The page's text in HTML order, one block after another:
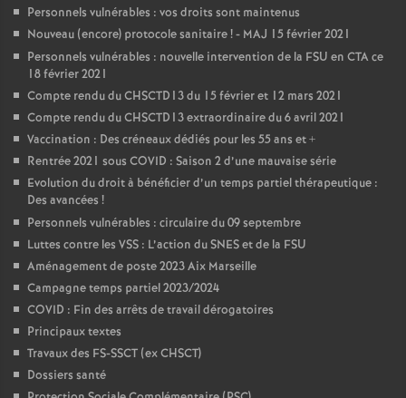
Personnels vulnérables : vos droits sont maintenus
Nouveau (encore) protocole sanitaire! - MAJ 15 février 2021
Personnels vulnérables : nouvelle intervention de la FSU en CTA ce
18 février 2021
Compte rendu du CHSCTD13 du 15 février et 12 mars 2021
Compte rendu du CHSCTD13 extraordinaire du 6 avril 2021
Vaccination : Des créneaux dédiés pour les 55 ans et +
Rentrée 2021 sous COVID : Saison 2 d’une mauvaise série
Evolution du droit à bénéficier d’un temps partiel thérapeutique :
Des avancées !
Personnels vulnérables : circulaire du 09 septembre
Luttes contre les VSS : L’action du SNES et de la FSU
Aménagement de poste 2023 Aix Marseille
Campagne temps partiel 2023/2024
COVID : Fin des arrêts de travail dérogatoires
Principaux textes
Travaux des FS-SSCT (ex CHSCT)
Dossiers santé